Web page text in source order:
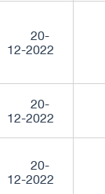
20-
12-2022
20-
12-2022
20-
12-2022